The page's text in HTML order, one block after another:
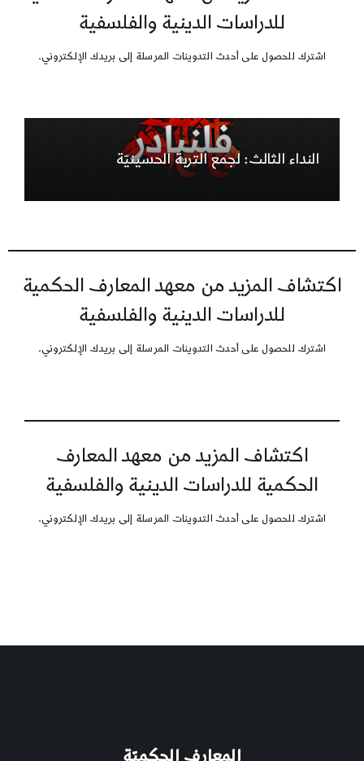
للدراسات الدينية والفلسفية
اشترك للحصول على أحدث التدوينات المرسلة إلى بريدك الإلكتروني.
النداء الثالث: لجمع التربة الحسينيّة
اكتشاف المزيد من معهد المعارف الحكمية
للدراسات الدينية والفلسفية
اشترك للحصول على أحدث التدوينات المرسلة إلى بريدك الإلكتروني.
اكتشاف المزيد من معهد المعارف
الحكمية للدراسات الدينية والفلسفية
اشترك للحصول على أحدث التدوينات المرسلة إلى بريدك الإلكتروني.
المعارف الحكميّة